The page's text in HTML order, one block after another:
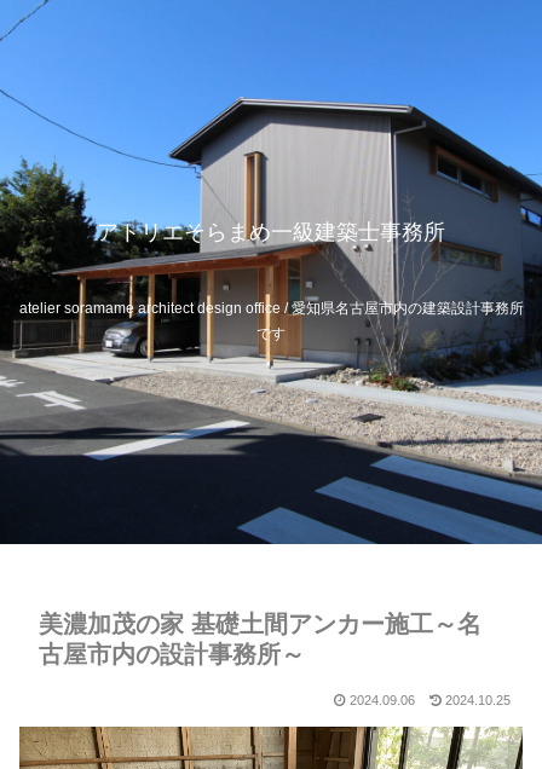
アトリエそらまめ一級建築士事務所
atelier soramame architect design office / 愛知県名古屋市内の建築設計事務所
です
美濃加茂の家 基礎土間アンカー施工～名
古屋市内の設計事務所～
2024.09.06 2024.10.25